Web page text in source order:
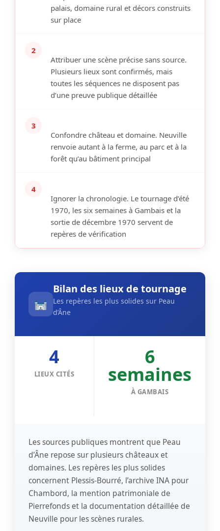
palais, domaine rural et décors construits
sur place
2
Attribuer une scène précise sans source.
Plusieurs lieux sont confirmés, mais
toutes les séquences ne disposent pas
d’une preuve publique détaillée
3
Confondre château et domaine. Neuville
renvoie autant à la ferme, au parc et à la
forêt qu’au bâtiment principal
4
Ignorer la chronologie. Le tournage d’été
1970, les six semaines à Gambais et la
sortie de décembre 1970 servent de
repères de vérification
Bilan des lieux de tournage
Les repères les plus solides sur Peau
d’Âne
4
LIEUX CITÉS
6
semaines
À GAMBAIS
Les sources publiques montrent que Peau
d’Âne repose sur plusieurs châteaux et
domaines. Les repères les plus solides
concernent Plessis-Bourré, l’archive INA pour
Chambord, la mention patrimoniale de
Pierrefonds et la documentation détaillée de
Neuville pour les scènes rurales.